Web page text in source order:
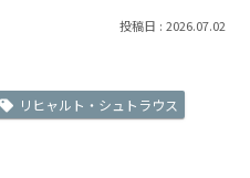
2026.07.02
リヒャルト・シュトラウス